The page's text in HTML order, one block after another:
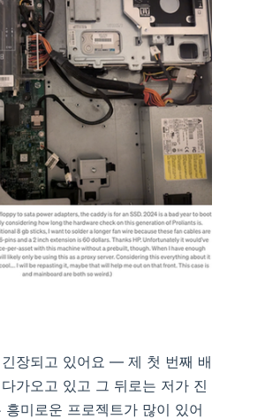
장되고 있어요 — 제 첫 번째 배
가오고 있고 그 뒤로는 저가 진
흥미로운 프로젝트가 많이 있어